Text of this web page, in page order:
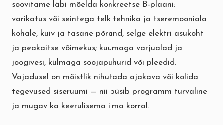
soovitame läbi mõelda konkreetse B-plaani:
varikatus või seintega telk tehnika ja tseremooniala
kohale, kuiv ja tasane põrand, selge elektri asukoht
ja peakaitse võimekus; kuumaga varjualad ja
joogivesi, külmaga soojapuhurid või pleedid.
Vajadusel on mõistlik nihutada ajakava või kolida
tegevused siseruumi — nii püsib programm turvaline
ja mugav ka keerulisema ilma korral.